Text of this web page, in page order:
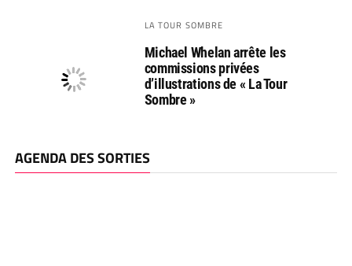
LA TOUR SOMBRE
Michael Whelan arrête les
commissions privées
d’illustrations de « La Tour
Sombre »
AGENDA DES SORTIES